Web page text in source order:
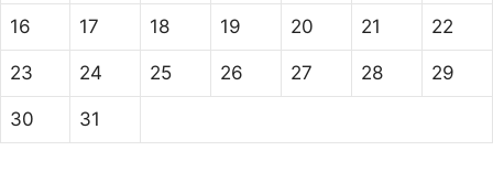
16 17 18 19 20 21 22
23 24 25 26 27 28 29
30 31